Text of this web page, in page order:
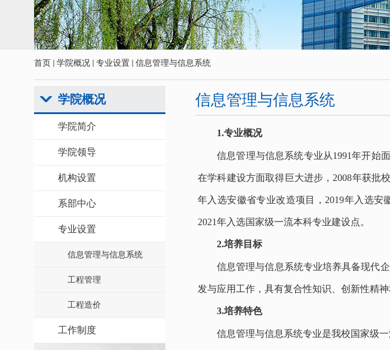
首页 学院概况 专业设置 信息管理与信息系统
学院概况
学院简介
学院领导
机构设置
系部中心
专业设置
信息管理与信息系统
工程管理
工程造价
工作制度
信息管理与信息系统
1.专业概况
信息管理与信息系统专业从1991年开始
在学科建设方面取得巨大进步，2008年获批
年入选安徽省专业改造项目，2019年入选安
2021年入选国家级一流本科专业建设点。
2.培养目标
信息管理与信息系统专业培养具备现代
发与应用工作，具有复合性知识、创新性精
3.培养特色
信息管理与信息系统专业是我校国家级